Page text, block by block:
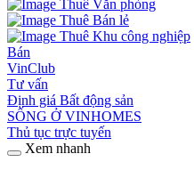
Thuê Văn phòng
Thuê Bán lẻ
Thuê Khu công nghiệp
Bán
VinClub
Tư vấn
Định giá Bất động sản
SỐNG Ở VINHOMES
Thủ tục trực tuyến
Xem nhanh